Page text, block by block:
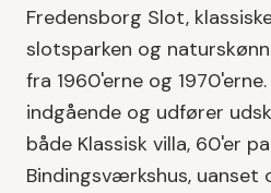
Fredensborg Slot,
slotsparken og
fra 1960'erne og 1970'erne.
indgående og udfører
både Klassisk villa, 60'er
Bindingsværkshus, uanset